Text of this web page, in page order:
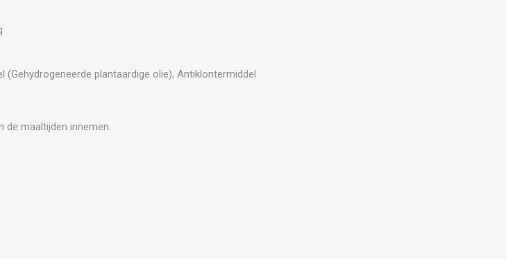
plantaardige olie), Antiklontermiddel
de maaltijden innemen.